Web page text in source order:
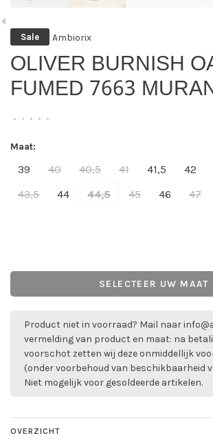
Sale Ambiorix
OLIVER BURNISH
FUMED 7663
• • • • •
Maat:
39 40 40,5 41 41,5 42
43,5
44 44,5 45 46 47
SELECTEER UW MAAT
Product niet in voorraad? Mail naar
vermelding van product en maat: na
voorschot zetten wij deze onmiddellijk
(onder voorbehoud van beschikbaarheid
Niet mogelijk voor gesoldeerde artikelen.
OVERZICHT